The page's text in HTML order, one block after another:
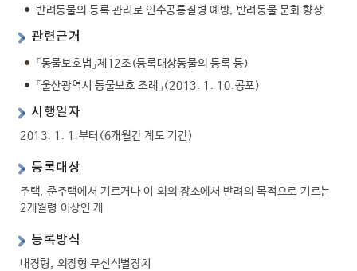
반려동물의 등록 관리로 인수공통질병 예방, 반려동물 문화 향상
관련근거
「동물보호법」제12조(등록대상동물의 등록 등)
「울산광역시 동물보호 조례」(2013. 1. 10.공포)
시행일자
2013. 1. 1.부터(6개월간 계도 기간)
등록대상
주택, 준주택에서 기르거나 이 외의 장소에서 반려의 목적으로 기르는
2개월령 이상인 개
등록방식
내장형, 외장형 무선식별장치